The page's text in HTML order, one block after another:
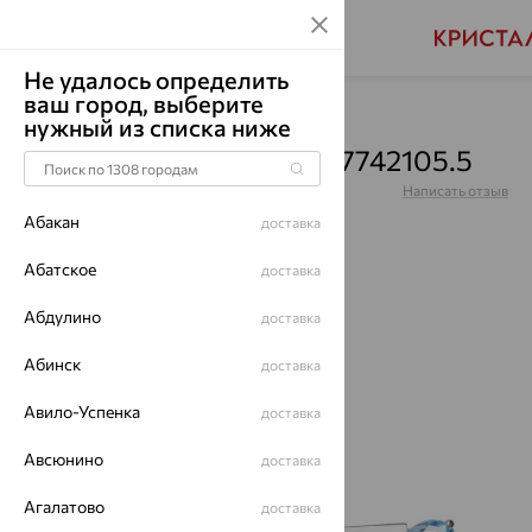
Главная Каталог Броши Топаз
Брошь, серебро, топаз, 7742105.5
Артикул:7742105.5 Написать отзыв
Не удалось определить
ваш город, выберите
нужный из списка ниже
Абакан доставка
Абатское доставка
Абдулино доставка
Абинск доставка
Авило-Успенка доставка
Авсюнино доставка
Агалатово доставка